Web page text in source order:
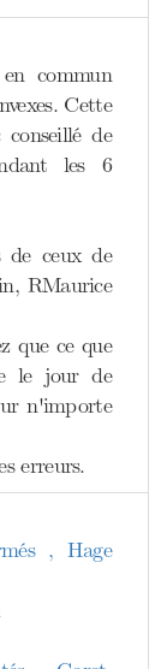
commun
Cette
de
les 6
de ceux de
RMaurice
que ce que
le jour de
n'importe
erreurs.
, Hage